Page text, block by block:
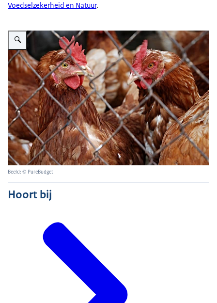
Voedselzekerheid en Natuur.
Vergroot afbeelding bruine kippen achter hek
Beeld: © PureBudget
Hoort bij